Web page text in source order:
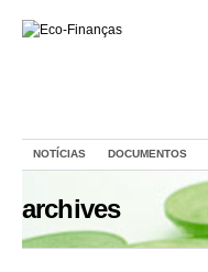
NOTÍCIAS DOCUMENTOS
archives